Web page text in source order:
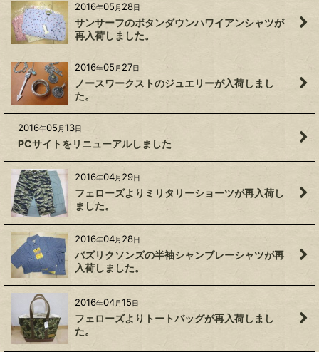
2016年05 月 28日
サンサーフのボタンダウンハワイアンシャツが
再入荷しました。
2016年05 月 27日
ノースワークストのジュエリーが入荷しまし
た。
2016年05 月13日
PCサイトをリニューアルしました
2016年04月 29日
フェローズよりミリタリーショーツが再入荷し
ました。
2016年04月 28日
バズリクソンズの半袖シャンブレーシャツが再
入荷しました。
2016年04月15日
フェローズよりトートバッグが再入荷しまし
た。